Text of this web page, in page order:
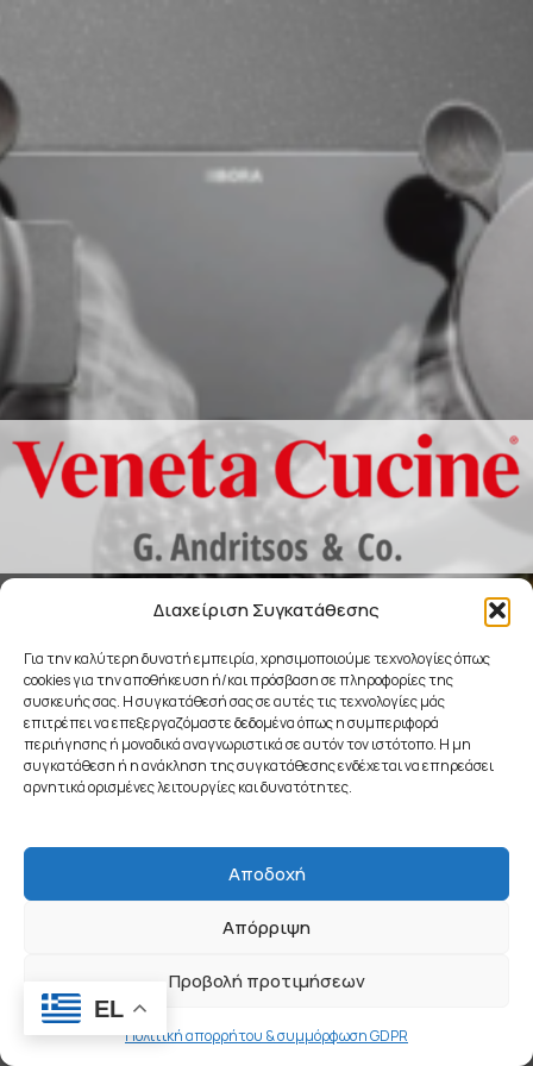
Διαχείριση Συγκατάθεσης
Για την καλύτερη δυνατή εμπειρία, χρησιμοποιούμε τεχνολογίες όπως
cookies για την αποθήκευση ή/και πρόσβαση σε πληροφορίες της
συσκευής σας. Η συγκατάθεσή σας σε αυτές τις τεχνολογίες μάς
επιτρέπει να επεξεργαζόμαστε δεδομένα όπως η συμπεριφορά
περιήγησης ή μοναδικά αναγνωριστικά σε αυτόν τον ιστότοπο. Η μη
συγκατάθεση ή η ανάκληση της συγκατάθεσης ενδέχεται να επηρεάσει
αρνητικά ορισμένες λειτουργίες και δυνατότητες.
Αποδοχή
Απόρριψη
Προβολή προτιμήσεων
Πολιτική απορρήτου & συμμόρφωση GDPR
COMING SOON
EL